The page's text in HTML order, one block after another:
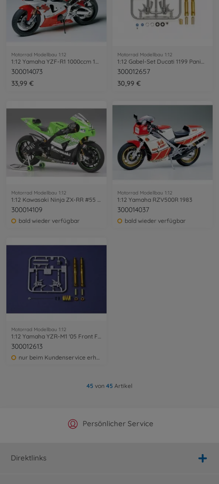
Motorrad Modellbau 1:12
300014073
33,99 €
Motorrad Modellbau 1:12
300012657
30,99 €
Motorrad Modellbau 1:12
300014109
bald wieder verfügbar
Motorrad Modellbau 1:12
1:12 Yamaha RZV500R 1983
300014037
bald wieder verfügbar
Motorrad Modellbau 1:12
1:12 Yamaha YZR-M1 '05 Front Fork
300012613
nur beim Kundenservice erhältlich
45 von 45 Artikel
Offizieller Hersteller Shop
Persönlicher Service
Versandkostenfrei ab 25€
Schnelle Lieferung
Direktlinks